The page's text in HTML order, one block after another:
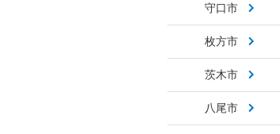
守口市
枚方市
茨木市
八尾市